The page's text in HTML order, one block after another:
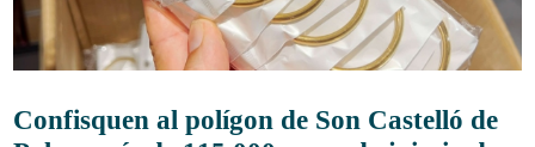
Confisquen al polígon de Son Castelló de